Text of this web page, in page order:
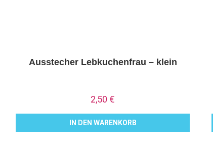
Ausstecher Lebkuchenfrau – klein
2,50 €
IN DEN WARENKORB